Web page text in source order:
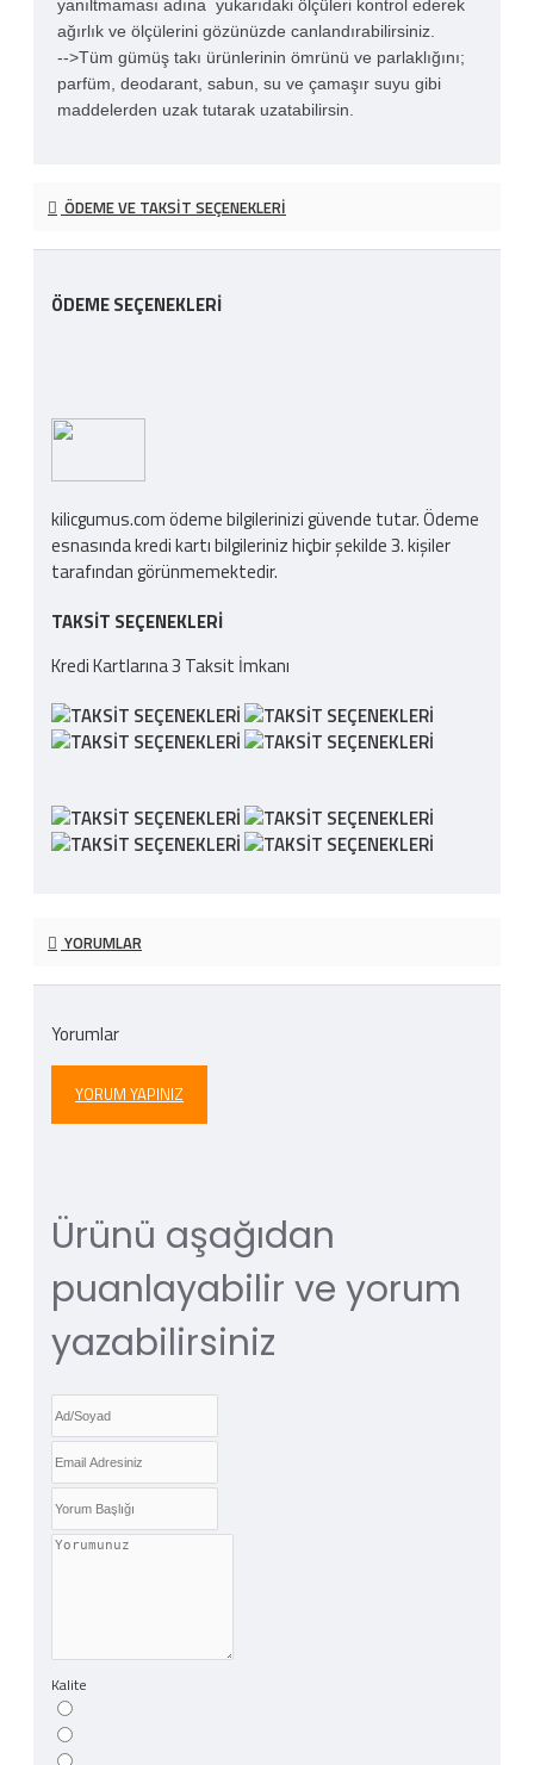
yanıltmaması adına yukarıdaki ölçüleri kontrol ederek
ağırlık ve ölçülerini gözünüzde canlandırabilirsiniz.
-->Tüm gümüş takı ürünlerinin ömrünü ve parlaklığını;
parfüm, deodarant, sabun, su ve çamaşır suyu gibi
maddelerden uzak tutarak uzatabilirsin.
ÖDEME VE TAKSIT SEÇENEKLERI
ÖDEME SEÇENEKLERI
kilicgumus.com ödeme bilgilerinizi güvende tutar. Ödeme
esnasında kredi kartı bilgileriniz hiçbir şekilde 3. kişiler
tarafından görünmemektedir.
TAKSIT SEÇENEKLERI
Kredi Kartlarına 3 Taksit İmkanı
YORUMLAR
Yorumlar
YORUM YAPINIZ
Ürünü aşağıdan
puanlayabilir ve yorum
yazabilirsiniz
Kalite